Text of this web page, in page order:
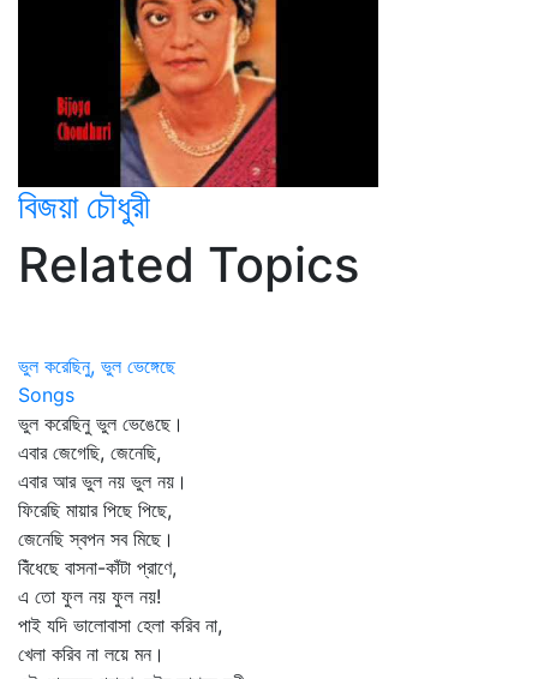
বিজয়া চৌধুরী
Related Topics
ভুল করেছিনু, ভুল ভেঙ্গেছে
Songs
ভুল করেছিনু ভুল ভেঙেছে।
এবার জেগেছি, জেনেছি,
এবার আর ভুল নয় ভুল নয়।
ফিরেছি মায়ার পিছে পিছে,
জেনেছি স্বপন সব মিছে।
বিঁধেছে বাসনা-কাঁটা প্রাণে,
এ তো ফুল নয় ফুল নয়!
পাই যদি ভালোবাসা হেলা করিব না,
খেলা করিব না লয়ে মন।